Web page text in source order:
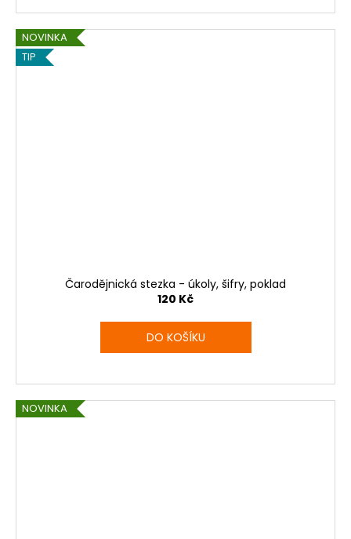
NOVINKA
TIP
Čarodějnická stezka - úkoly, šifry, poklad
120 Kč
DO KOŠÍKU
NOVINKA